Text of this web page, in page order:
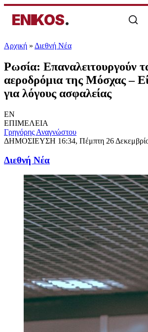
ENIKOS.
Αρχική » Διεθνή Νέα
Ρωσία: Επαναλειτουργούν
αεροδρόμια της Μόσχας –
για λόγους ασφαλείας
EN
ΕΠΙΜΕΛΕΙΑ
Γρηγόρης Αναγνώστου
ΔΗΜΟΣΙΕΥΣΗ 16:34, Πέμπτη 26
Διεθνή Νέα